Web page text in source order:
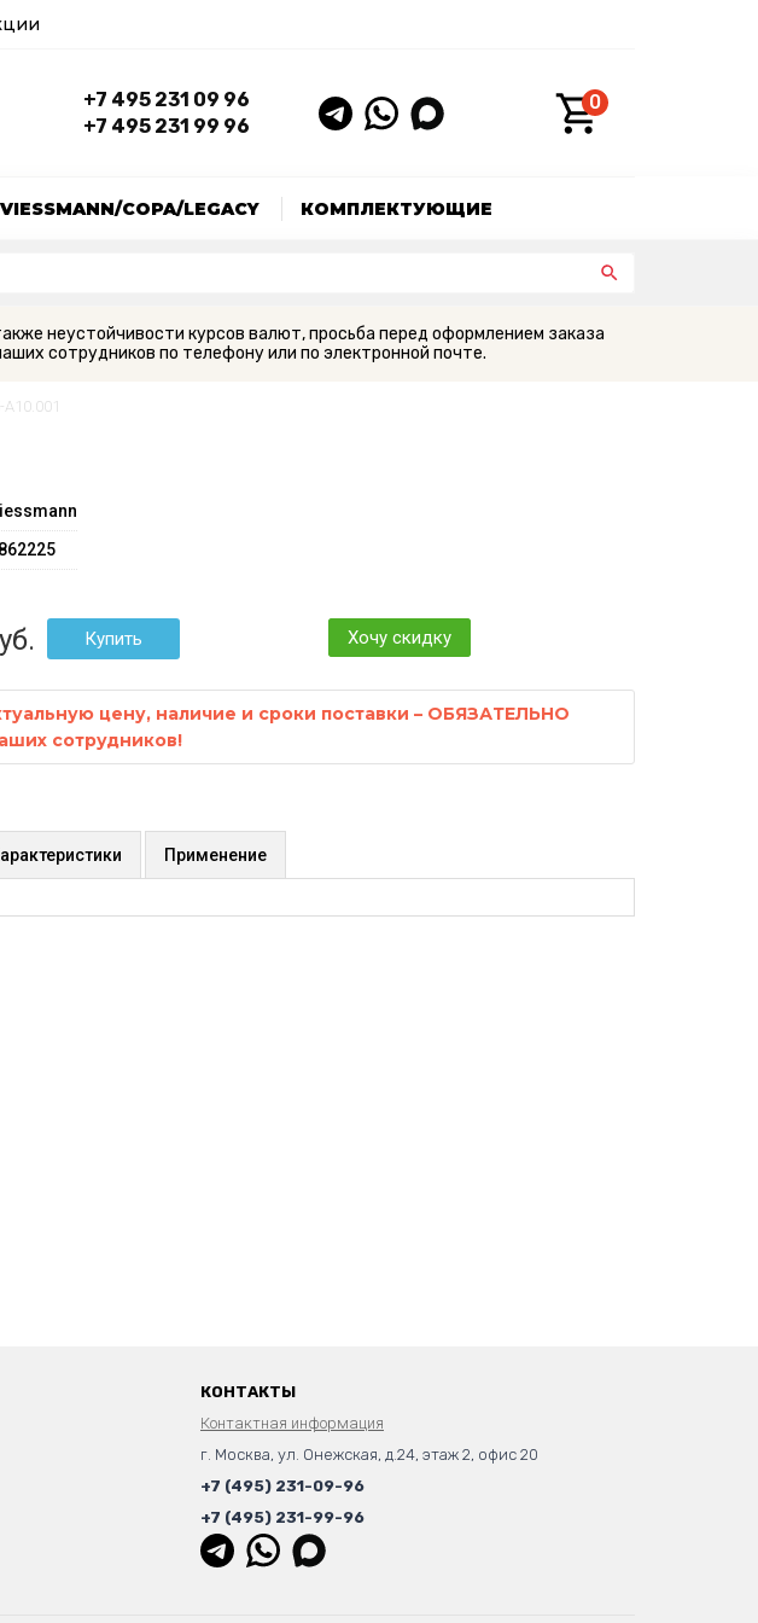
+7 495 231 09 96
+7 495 231 99 96
0
VIESSMANN/COPA/LEGACY КОМПЛЕКТУЮЩИЕ
неустойчивости курсов валют, просьба перед оформлением заказа
сотрудников по телефону или по электронной почте.
Хочу скидку
цену, наличие и сроки поставки – ОБЯЗАТЕЛЬНО
сотрудников!
Применение
КОНТАКТЫ
Контактная информация
г. Москва, ул. Онежская, д.24, этаж 2, офис 20
+7 (495) 231-09-96
+7 (495) 231-99-96